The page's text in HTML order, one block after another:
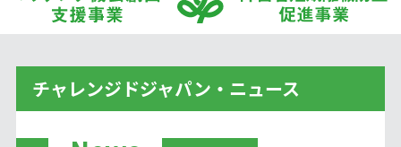
チャレンジドジャパン・ニュース